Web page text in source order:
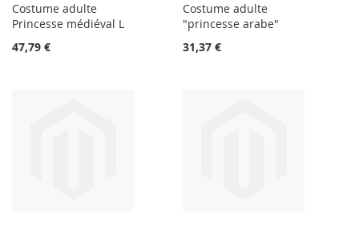
Costume adulte
Princesse médiéval L
47,79 €
Costume adulte
"princesse arabe"
31,37 €